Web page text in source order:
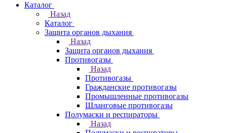
Каталог
Назад
Каталог
Защита органов дыхания
Назад
Защита органов дыхания
Противогазы
Назад
Противогазы
Гражданские противогазы
Промышленные противогазы
Шланговые противогазы
Полумаски и респираторы
Назад